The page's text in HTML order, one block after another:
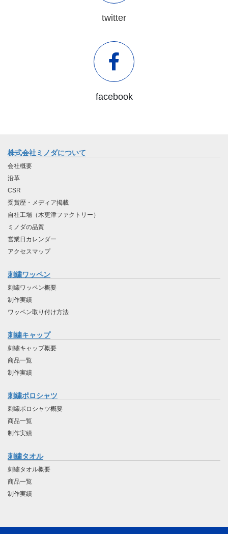
twitter
facebook
株式会社ミノダについて
会社概要
沿革
CSR
受賞歴・メディア掲載
自社工場（木更津ファクトリー）
ミノダの品質
営業日カレンダー
アクセスマップ
刺繍ワッペン
刺繍ワッペン概要
制作実績
ワッペン取り付け方法
刺繍キャップ
刺繍キャップ概要
商品一覧
制作実績
刺繍ポロシャツ
刺繍ポロシャツ概要
商品一覧
制作実績
刺繍タオル
刺繍タオル概要
商品一覧
制作実績